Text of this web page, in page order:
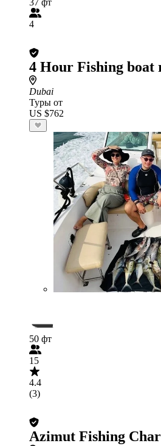
37 фт
4
4 Hour Fishing boat
Dubai
Туры от
US $762
50 фт
15
4.4
(3)
Azimut Fishing